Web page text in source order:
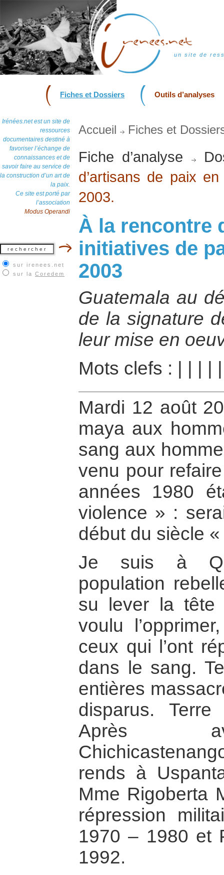
un site de
Fiches et Dossiers Outils d’analyses
Irénées.net est un site de
ressources
documentaires destiné à
favoriser l’échange de
connaissances et de
savoir faire au service de
la construction d’un art de
la paix.
Ce site est porté par
l’association
Modus Operandi
sur irenees.net
sur la Coredem
Accueil Fiches et
Fiche d’analyse
d’artisans de paix
2003.
À la rencontre
initiatives de
2003
Guatemala au
de la signature
leur mise en
Mots clefs :
Mardi 12 août
maya aux
sang aux
venu pour
années 1980
violence » :
début du siècle
Je suis à
population
su lever la
voulu
ceux qui l’ont
dans le sang.
entières
disparus.
Après
rends à
Mme Rigoberta
répression
1970 – 1980 et
1992.